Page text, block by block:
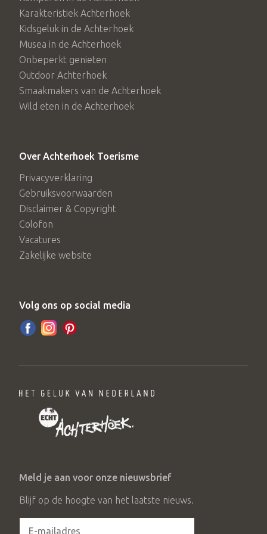
Om teleurstelling te voorkomen is aanmelding vooraf
noodzakelijk bij Toeristische Informatie Borculo
telefoonnummer 0545 271 966.
Karakteristiek Achterhoek
Kidsgeluk in de Achterhoek
Musea in de Achterhoek
Onbeperkt genieten
Outdoor Achterhoek
Smaakmakers van de Achterhoek
Wild eten in de Achterhoek
Over Achterhoek Toerisme
Privacyverklaring
Gebruiksvoorwaarden
Disclaimer & Copyright
Colofon
Vacatures
Zakelijke website
Volg ons op social media
Meld je aan voor onze nieuwsbrief
Blijf op de hoogte van het laatste nieuws.